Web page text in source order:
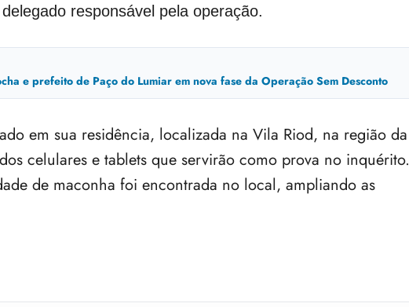
responsável pela operação.
e prefeito de Paço do Lumiar em nova fase da Operação Sem Desconto
em sua residência, localizada na Vila Riod, na região da
celulares e tablets que servirão como prova no inquérito.
de maconha foi encontrada no local, ampliando as